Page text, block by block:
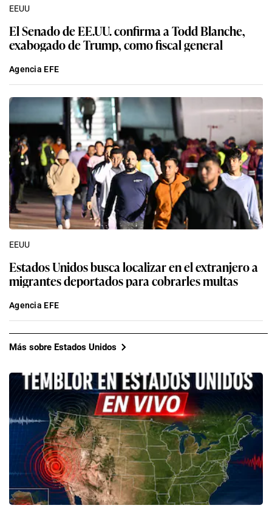
EEUU
El Senado de EE.UU. confirma a Todd Blanche,
exabogado de Trump, como fiscal general
Agencia EFE
EEUU
Estados Unidos busca localizar en el extranjero a
migrantes deportados para cobrarles multas
Agencia EFE
Más sobre Estados Unidos